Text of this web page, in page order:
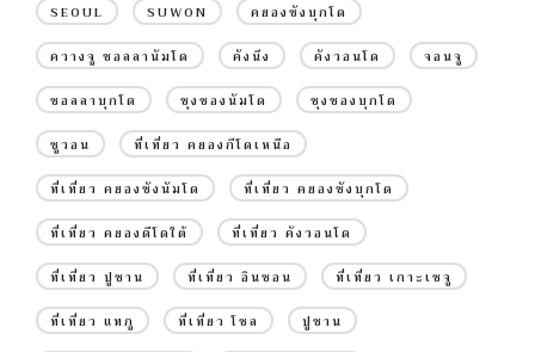
SEOUL SUWON คยองซังบุกโด
ควางจู ชอลลานัมโด คังนึง คังวอนโด จอนจู
ชอลลาบุกโด ชุงชองนัมโด ชุงชองบุกโด
ซูวอน ที่เที่ยว คยองกีโดเหนือ
ที่เที่ยว คยองซังนัมโด ที่เที่ยว คยองซังบุกโด
ที่เที่ยว คยองดีโดใต้ ที่เที่ยว คังวอนโด
ที่เที่ยว ปูซาน ที่เที่ยว อินชอน ที่เที่ยว เกาะเชจู
ที่เที่ยว แทกู ที่เที่ยว โซล ปูซาน